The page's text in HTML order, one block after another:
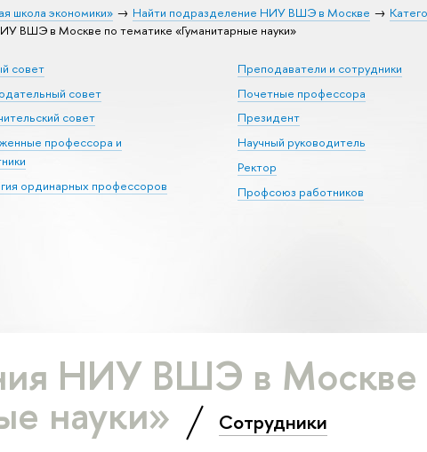
школа экономики» Найти подразделение НИУ ВШЭ в Москве
ВШЭ в Москве по тематике «Гуманитарные науки»
совет
совет
совет
профессора и
ординарных профессоров
Преподаватели и сотрудники
Почетные профессора
Президент
Научный руководитель
Ректор
Профсоюз работников
НИУ ВШЭ в Москве
науки» Сотрудники